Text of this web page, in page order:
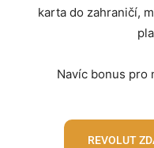
karta do zahraničí,
Navíc bonus pro
REVOLUT